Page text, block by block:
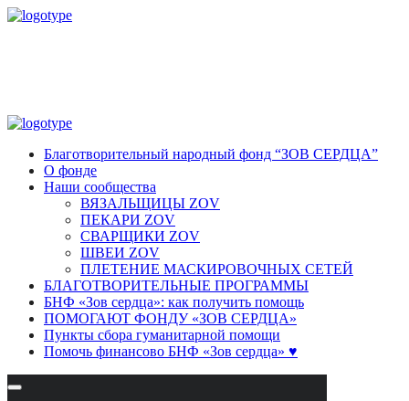
Благотворительный народный фонд “ЗОВ СЕРДЦА”
О фонде
Наши сообщества
ВЯЗАЛЬЩИЦЫ ZOV
ПЕКАРИ ZOV
СВАРЩИКИ ZOV
ШВЕИ ZOV
ПЛЕТЕНИЕ МАСКИРОВОЧНЫХ СЕТЕЙ
БЛАГОТВОРИТЕЛЬНЫЕ ПРОГРАММЫ
БНФ «Зов сердца»: как получить помощь
ПОМОГАЮТ ФОНДУ «ЗОВ СЕРДЦА»
Пункты сбора гуманитарной помощи
Помочь финансово БНФ «Зов сердца» ♥